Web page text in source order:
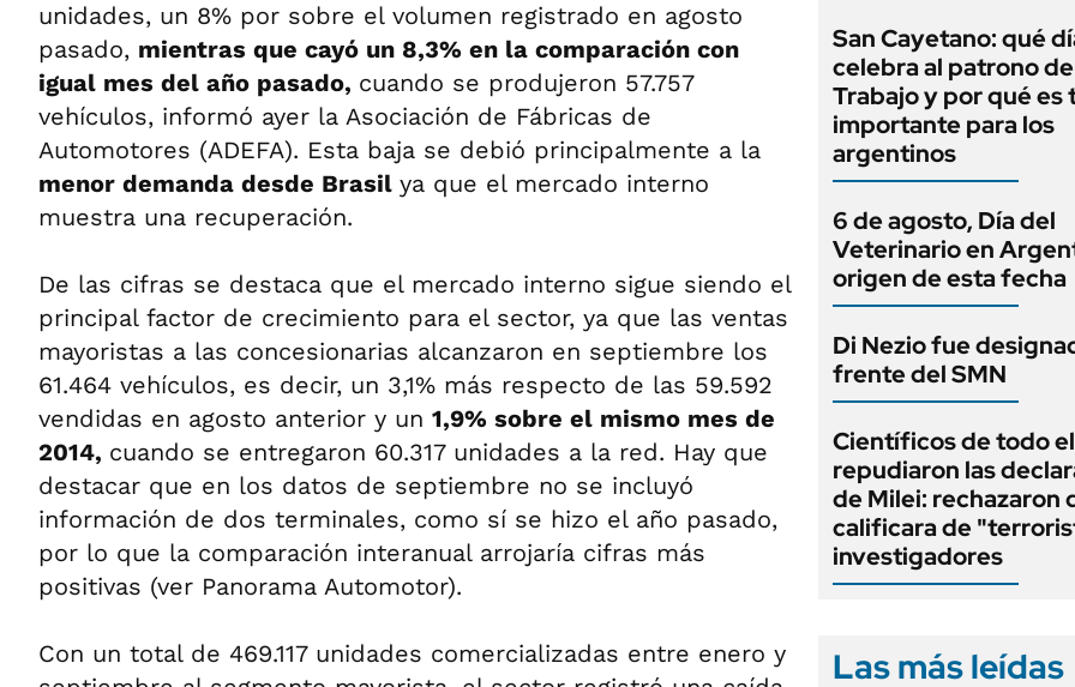
unidades, un 8% por sobre el volumen registrado en agosto
pasado, mientras que cayó un 8,3% en la comparación con
igual mes del año pasado, cuando se produjeron 57.757
vehículos, informó ayer la Asociación de Fábricas de
Automotores (ADEFA). Esta baja se debió principalmente a la
menor demanda desde Brasil ya que el mercado interno
muestra una recuperación.
De las cifras se destaca que el mercado interno sigue siendo el
principal factor de crecimiento para el sector, ya que las ventas
mayoristas a las concesionarias alcanzaron en septiembre los
61.464 vehículos, es decir, un 3,1% más respecto de las 59.592
vendidas en agosto anterior y un 1,9% sobre el mismo mes de
2014, cuando se entregaron 60.317 unidades a la red. Hay que
destacar que en los datos de septiembre no se incluyó
información de dos terminales, como sí se hizo el año pasado,
por lo que la comparación interanual arrojaría cifras más
positivas (ver Panorama Automotor).
Con un total de 469.117 unidades comercializadas entre enero y
San Cayetano: qué
celebra al patrono
Trabajo y por qué es
importante para los
argentinos
6 de agosto, Día del
Veterinario en
origen de esta fecha
Di Nezio fue
frente del SMN
Científicos de todo
repudiaron las
de Milei: rechazaron
calificara de
investigadores
Las más leídas